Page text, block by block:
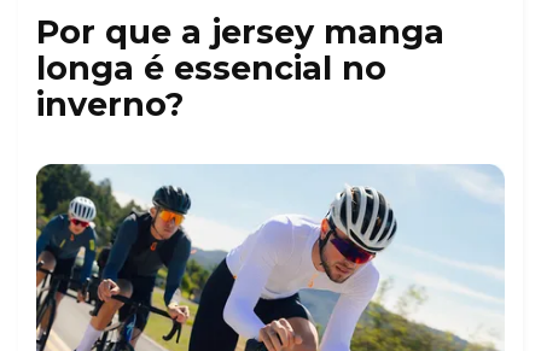
Por que a jersey manga
longa é essencial no
inverno?